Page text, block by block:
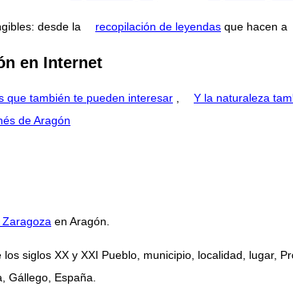
desde la recopilación de leyendas que hacen a
en Internet
que también te pueden interesar
Y la naturaleza
de Aragón
en Aragón.
siglos XX y XXI Pueblo, municipio, localidad, lugar,
Gállego, España.